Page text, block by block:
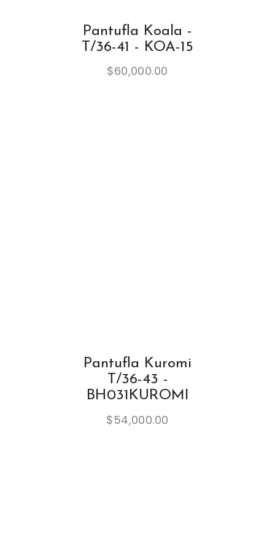
Pantufla Koala -
T/36-41 - KOA-15
$60,000.00
Pantufla Kuromi
T/36-43 -
BH031KUROMI
$54,000.00